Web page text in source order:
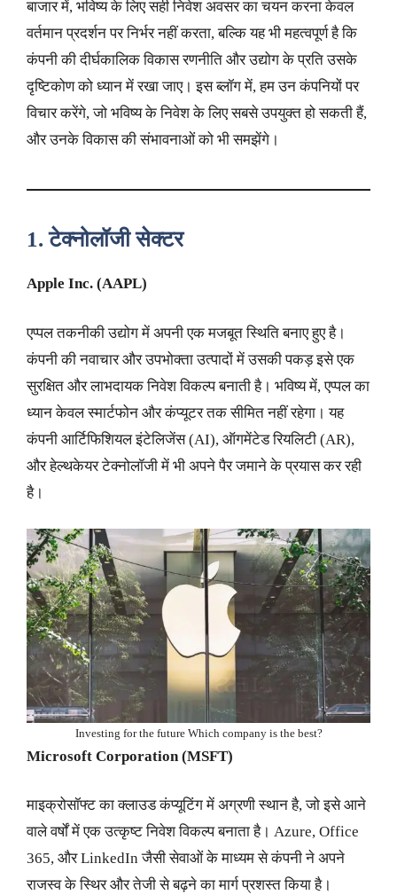
बाजार में, भविष्य के लिए सही निवेश अवसर का चयन करना केवल
वर्तमान प्रदर्शन पर निर्भर नहीं करता, बल्कि यह भी महत्वपूर्ण है कि
कंपनी की दीर्घकालिक विकास रणनीति और उद्योग के प्रति उसके
दृष्टिकोण को ध्यान में रखा जाए। इस ब्लॉग में, हम उन कंपनियों पर
विचार करेंगे, जो भविष्य के निवेश के लिए सबसे उपयुक्त हो सकती हैं,
और उनके विकास की संभावनाओं को भी समझेंगे।
1.टेक्नोलॉजी सेक्टर
Apple Inc. (AAPL)
एप्पल तकनीकी उद्योग में अपनी एक मजबूत स्थिति बनाए हुए है।
कंपनी की नवाचार और उपभोक्ता उत्पादों में उसकी पकड़ इसे एक
सुरक्षित और लाभदायक निवेश विकल्प बनाती है। भविष्य में, एप्पल का
ध्यान केवल स्मार्टफोन और कंप्यूटर तक सीमित नहीं रहेगा। यह
कंपनी आर्टिफिशियल इंटेलिजेंस (AI), ऑगमेंटेड रियलिटी (AR),
और हेल्थकेयर टेक्नोलॉजी में भी अपने पैर जमाने के प्रयास कर रही
है।
Investing for the future Which company is the best?
Microsoft Corporation (MSFT)
माइक्रोसॉफ्ट का क्लाउड कंप्यूटिंग में अग्रणी स्थान है, जो इसे आने
वाले वर्षों में एक उत्कृष्ट निवेश विकल्प बनाता है। Azure, Office
365, और LinkedIn जैसी सेवाओं के माध्यम से कंपनी ने अपने
राजस्व के स्थिर और तेजी से बढ़ने का मार्ग प्रशस्त किया है।